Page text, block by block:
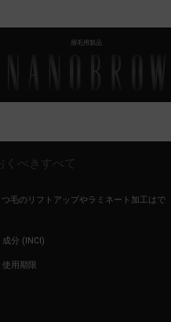
眉毛用製品
くべきすべて
毛のリフトアップやラミネート加工はで
分 (INCI)
用期限